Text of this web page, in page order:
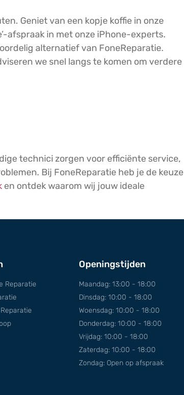
Geniet van een kopje koffie in onze
afspraak in met onze iPhone-experts.
alternatief van FoneReparatie.
we snel langs te komen om verdere
technici zorgen voor efficiënte service,
Bij FoneReparatie heb je de keuze
en ontdek waarom wij jouw ideale
Reparatie
Openingstijden
Maandag: 13:00 - 18:00
Dinsdag: 10:00 - 18:00
Woensdag: 10:00 - 18:00
Donderdag: 10:00 - 18:00
Vrijdag: 10:00 - 18:00
Zaterdag: 10:00 - 18:00
Zondag: Open op afspraak